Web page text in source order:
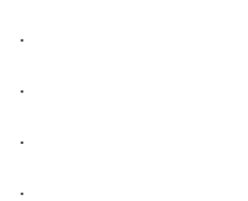
.
.
.
.